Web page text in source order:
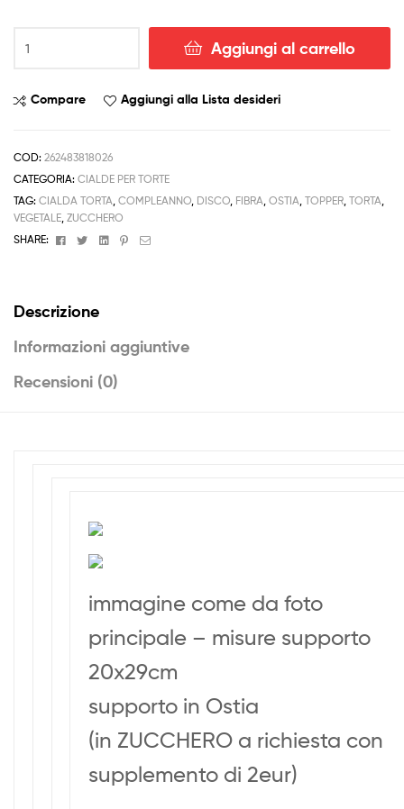
per
Sette
ostia
formato
A4
torta
quantità
Aggiungi al carrello
Compare Aggiungi alla Lista desideri
COD: 262483818026
CATEGORIA: CIALDE PER TORTE
TAG: CIALDA TORTA, COMPLEANNO, DISCO, FIBRA, OSTIA, TOPPER, TORTA,
VEGETALE, ZUCCHERO
SHARE:
FacebookTwitterLinkedinPinterest
Email
Descrizione
Informazioni aggiuntive
Recensioni (0)
immagine come da foto
principale – misure supporto
20x29cm
supporto in Ostia
(in ZUCCHERO a richiesta con
supplemento di 2eur)